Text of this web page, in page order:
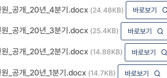
원_공개_20년_4분기.docx (24.48KB) 바로보기
원_공개_20년_3분기.docx (25.4KB) 바로보기
원_공개_20년_2분기.docx (14.88KB) 바로보기
_공개_20년_1분기.docx (14.7KB) 바로보기